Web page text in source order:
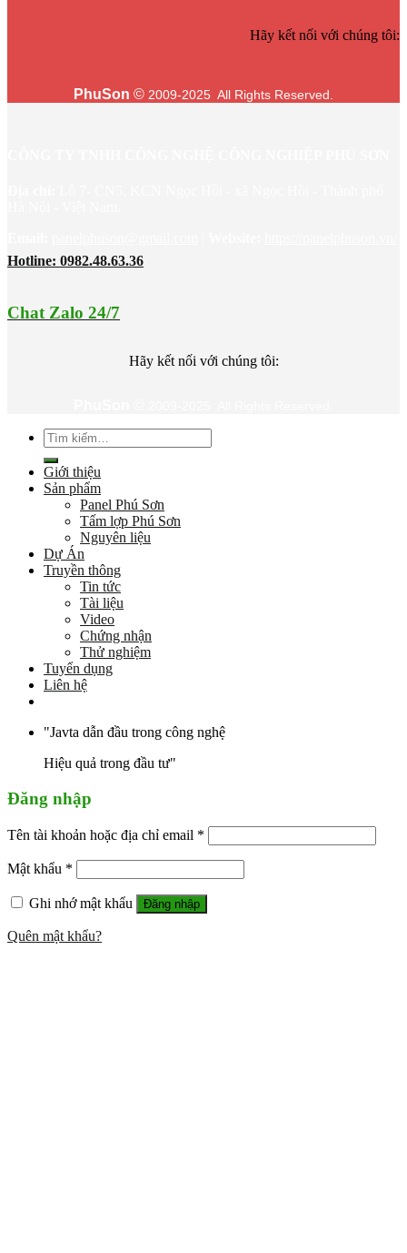
Hãy kết nối với chúng tôi:
PhuSon © 2009-2025 All Rights Reserved.
Hotline: 0982.48.63.36
Chat Zalo 24/7
Hãy kết nối với chúng tôi:
Tìm
kiếm:
Giới thiệu
Sản phẩm
Panel Phú Sơn
Tấm lợp Phú Sơn
Nguyên liệu
Dự Án
Truyền thông
Tin tức
Tài liệu
Video
Chứng nhận
Thử nghiệm
Tuyển dụng
Liên hệ
"Javta dẫn đầu trong công nghệ
Hiệu quả trong đầu tư"
Đăng nhập
Tên tài khoản hoặc địa chỉ email *
Mật khẩu *
Ghi nhớ mật khẩu Đăng nhập
Quên mật khẩu?